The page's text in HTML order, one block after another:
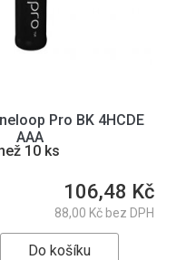
Pro BK 4HCDE
AAA
10 ks
106,48 Kč
88,00 Kč bez DPH